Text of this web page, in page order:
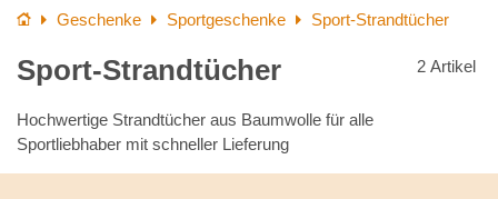
StartseiteGeschenke Sportgeschenke Sport-Strandtücher
Sport-Strandtücher 2 Artikel
Hochwertige Strandtücher aus Baumwolle für alle
Sportliebhaber mit schneller Lieferung